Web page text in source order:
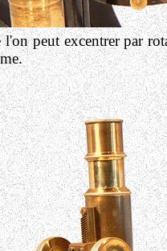
peut excentrer par